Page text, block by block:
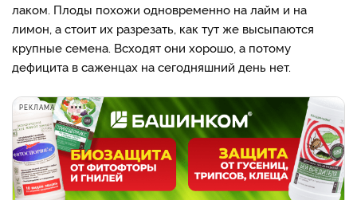
лаком. Плоды похожи одновременно на лайм и на
лимон, а стоит их разрезать, как тут же высыпаются
крупные семена. Всходят они хорошо, а потому
дефицита в саженцах на сегодняшний день нет.
РЕКЛАМА